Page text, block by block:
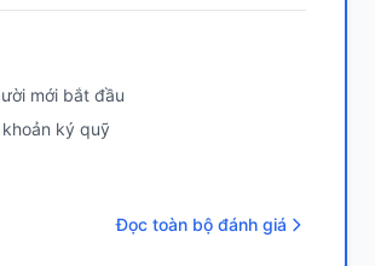
mới bắt đầu
ký quỹ
Đọc toàn bộ đánh giá